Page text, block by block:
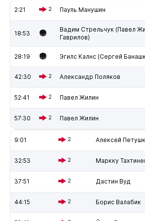
2:21 2 Пауль Манушин
18:53
Вадим Стрельчук (Павел
Гаврилов)
28:19 Эгилс Калнс (Сергей
42:30 2 Александр Поляков
52:41 2 Павел Жилин
57:30 2 Павел Жилин
9:01 2 Алексей
32:53 2 Маркку
37:51 2 Дастин Вуд
44:15 2 Борис Валабик